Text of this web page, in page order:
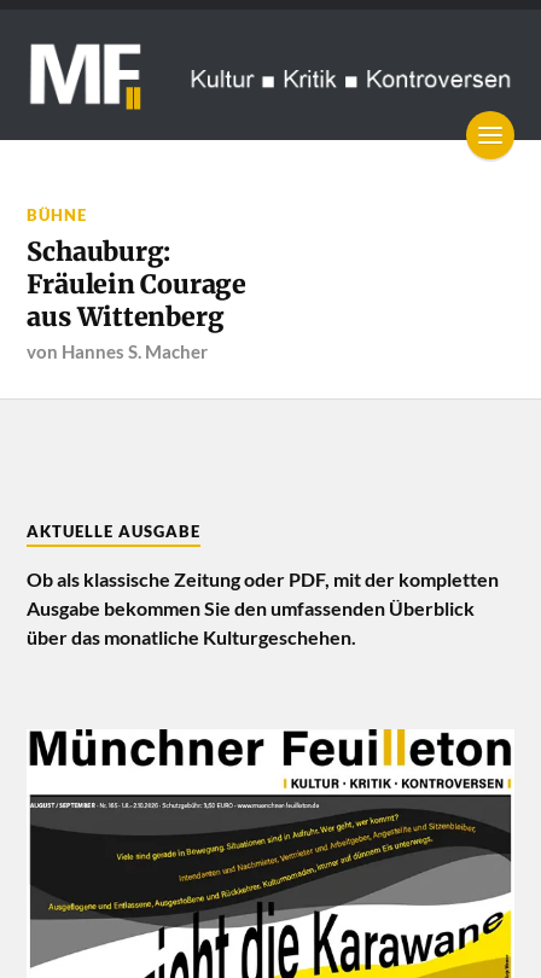
BÜHNE
Schauburg:
Fräulein Courage
aus Wittenberg
von Hannes S. Macher
AKTUELLE AUSGABE
Ob als klassische Zeitung oder PDF, mit der kompletten
Ausgabe bekommen Sie den umfassenden Überblick
über das monatliche Kulturgeschehen.